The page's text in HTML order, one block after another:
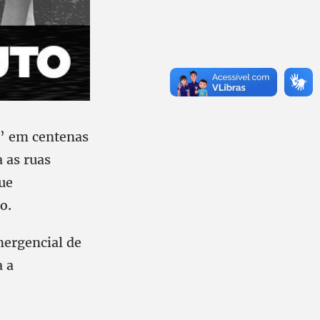
em centenas
as ruas
de
a